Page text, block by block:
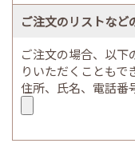
ご注文のリストなど
ご注文の場合、以下
りいただくこともで
住所、氏名、電話番